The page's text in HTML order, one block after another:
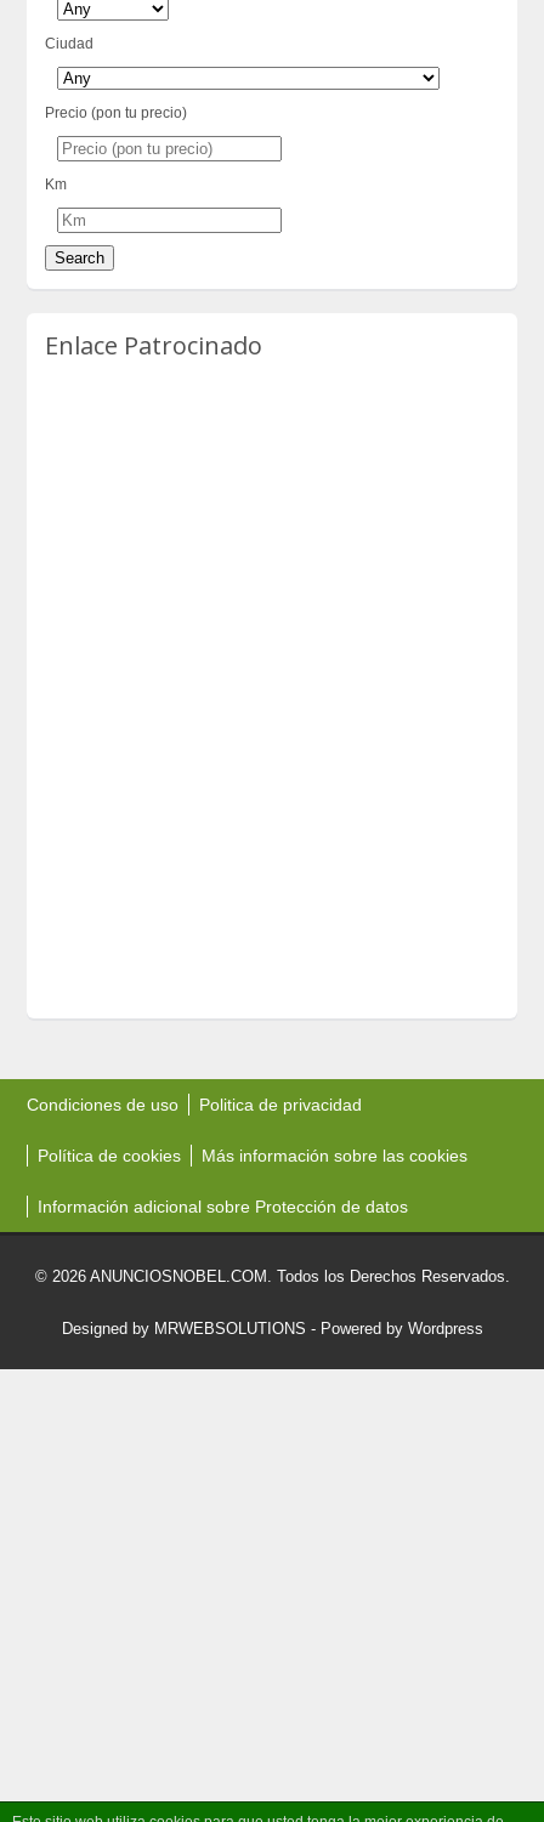
Ciudad
Precio (pon tu precio)
Km
Enlace Patrocinado
Condiciones de uso Politica de privacidad
Política de cookies Más información sobre las cookies
Información adicional sobre Protección de datos
© 2026 ANUNCIOSNOBEL.COM. Todos los Derechos Reservados.
Designed by MRWEBSOLUTIONS - Powered by Wordpress